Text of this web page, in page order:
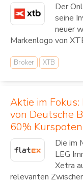
Der
seine
neuer
Markenlogo von
Broker XTB
Aktie im
von Deutsche
60%
Die im
LEG
Xetra
relevanten